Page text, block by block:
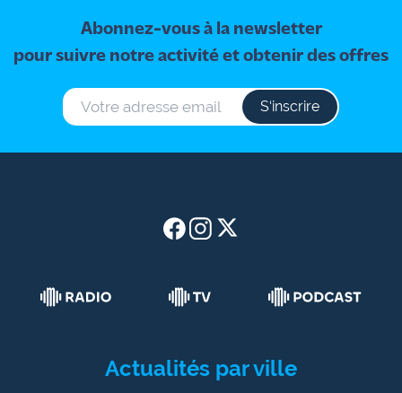
Abonnez-vous à la newsletter
pour suivre notre activité et obtenir des offres
S‘inscrire
Actualités par ville